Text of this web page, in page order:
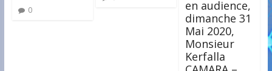
0
en audience,
dimanche 31
Mai 2020,
Monsieur
Kerfalla